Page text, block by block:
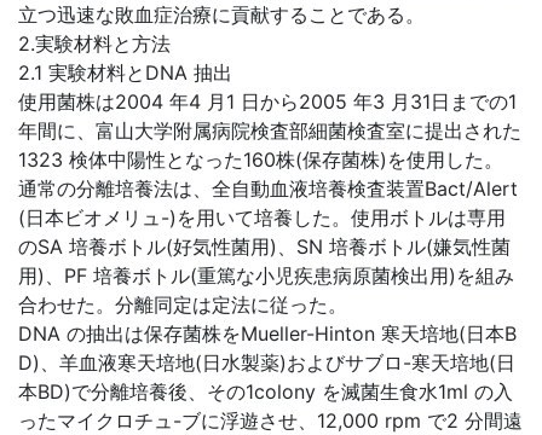
立つ迅速な敗血症治療に貢献することである。
2.実験材料と方法
2.1 実験材料とDNA 抽出
使用菌株は2004 年4 月1 日から2005 年3 月31日までの1
年間に、富山大学附属病院検査部細菌検査室に提出された
1323 検体中陽性となった160株(保存菌株)を使用した。
通常の分離培養法は、全自動血液培養検査装置Bact/Alert
(日本ビオメリュ-)を用いて培養した。使用ボトルは専用
のSA 培養ボトル(好気性菌用)、SN 培養ボトル(嫌気性菌
用)、PF 培養ボトル(重篤な小児疾患病原菌検出用)を組み
合わせた。分離同定は定法に従った。
DNA の抽出は保存菌株をMueller-Hinton 寒天培地(日本B
D)、羊血液寒天培地(日水製薬)およびサブロ-寒天培地(日
本BD)で分離培養後、その1colony を滅菌生食水1ml の入
ったマイクロチュ-ブに浮遊させ、12,000 rpm で2 分間遠